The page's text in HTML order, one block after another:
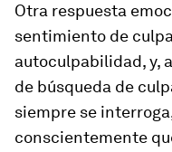
Otra respuesta
sentimiento de
autoculpabilidad, y,
de búsqueda de
siempre se
conscientemente